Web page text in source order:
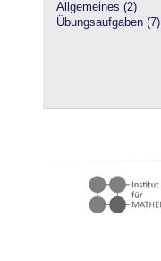
Allgemeines (2)
Übungsaufgaben (7)